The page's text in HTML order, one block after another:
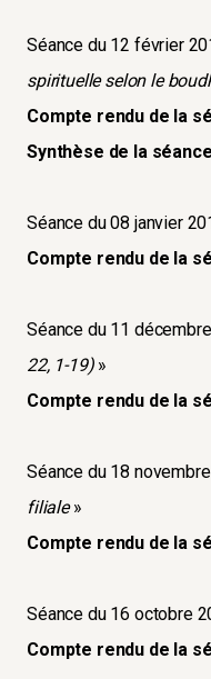
Séance du 12 février
spirituelle selon le
Compte rendu de la
Synthèse de la séance
Séance du 08 janvier
Compte rendu de la
Séance du 11
22, 1-19)»
Compte rendu de la
Séance du 18
filiale»
Compte rendu de la
Séance du 16 octobre
Compte rendu de la